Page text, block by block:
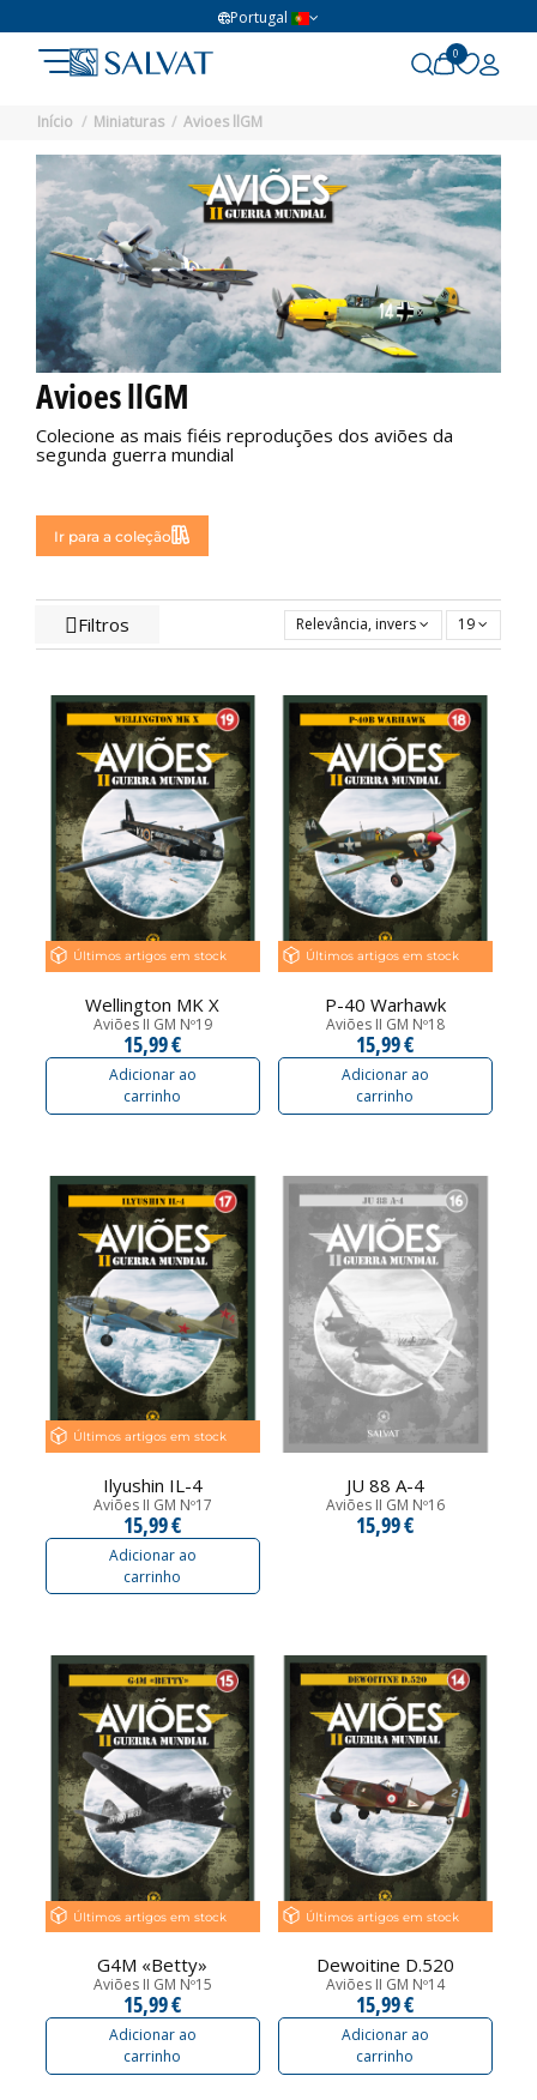
Portugal
0
Início Miniaturas Avioes llGM
Avioes llGM
Colecione as mais fiéis reproduções dos aviões da
segunda guerra mundial
Ir para a coleção
Filtros Relevância, inversa 19
Últimos artigos em stock
Wellington MK X
Aviões II GM Nº19
15,99 €
Adicionar ao
carrinho
Últimos artigos em stock
P-40 Warhawk
Aviões II GM Nº18
15,99 €
Adicionar ao
carrinho
Últimos artigos em stock
Ilyushin IL-4
Aviões II GM Nº17
15,99 €
Adicionar ao
carrinho
JU 88 A-4
Aviões II GM Nº16
15,99 €
Últimos artigos em stock
G4M «Betty»
Aviões II GM Nº15
15,99 €
Adicionar ao
carrinho
Últimos artigos em stock
Dewoitine D.520
Aviões II GM Nº14
15,99 €
Adicionar ao
carrinho